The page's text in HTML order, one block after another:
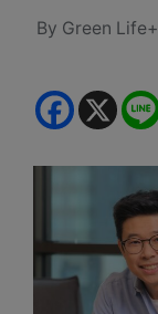
Posted
By Green Life+